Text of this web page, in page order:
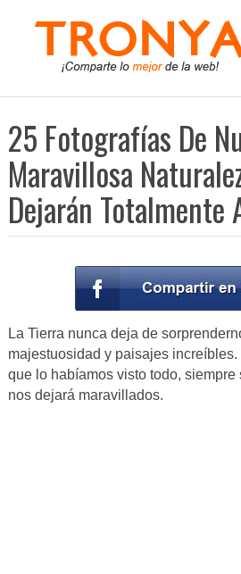
25 Fotografías De
Maravillosa
Dejarán Totalmente
La Tierra nunca deja de
majestuosidad y paisajes
que lo habíamos visto todo,
nos dejará maravillados.